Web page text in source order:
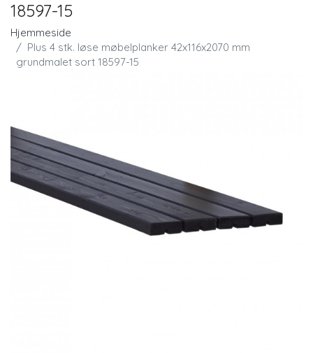
18597-15
Hjemmeside
Plus 4 stk. løse møbelplanker 42x116x2070 mm
grundmalet sort 18597-15